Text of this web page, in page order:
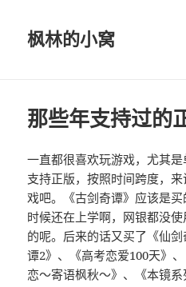
枫林的小窝
那些年支持过的
一直都很喜欢玩游戏，尤其
支持正版，按照时间跨度，
戏吧。《古剑奇谭》应该是
时候还在上学啊，网银都没
的呢。后来的话又买了《仙
谭2》、《高考恋爱100天》
恋～寄语枫秋～》、《本镜